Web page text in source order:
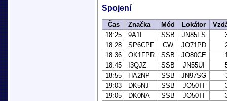
Spojení
Čas Značka Mód Lokátor
18:25
9A1I SSB JN85FS
18:28
SP6CPF CW JO71PD
18:36
OK1FPR SSB JO80CE
18:45
I3QJZ SSB JN55UI
18:55
HA2NP SSB JN97SG
19:03
DK5NJ SSB JO50TI
19:05
DK0NA SSB JO50TI